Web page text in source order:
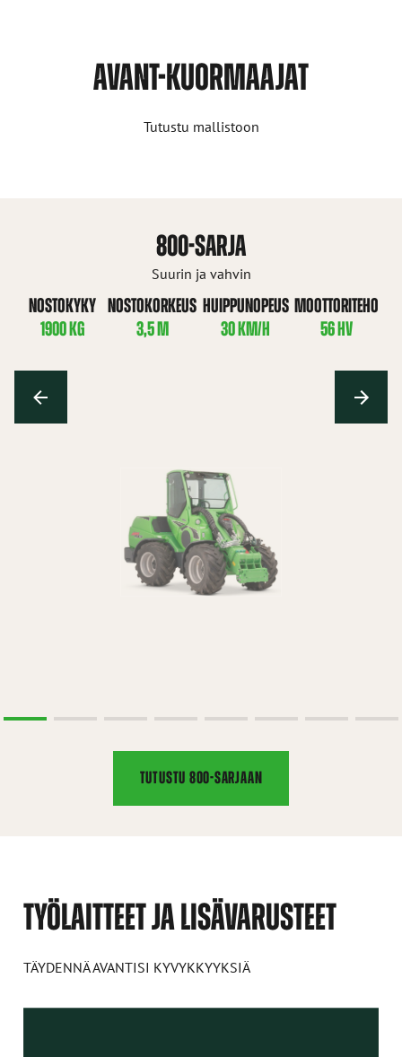
AVANT-KUORMAAJAT
Tutustu mallistoon
800-SARJA
Suurin ja vahvin
NOSTOKYKY
1900 KG
NOSTOKORKEUS
3,5 M
HUIPPUNOPEUS
30 KM/H
MOOTTORITEHO
56 HV
TUTUSTU 800-SARJAAN
TYÖLAITTEET JA LISÄVARUSTEET
TÄYDENNÄ AVANTISI KYVYKKYYKSIÄ